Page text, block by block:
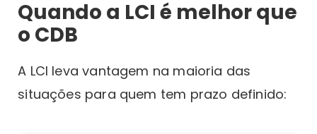
Quando a LCI é melhor que
o CDB
A LCI leva vantagem na maioria das
situações para quem tem prazo definido: